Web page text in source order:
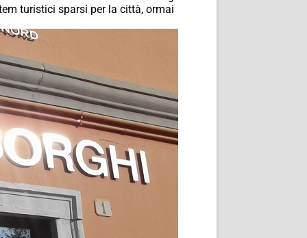
turistici sparsi per la città, ormai